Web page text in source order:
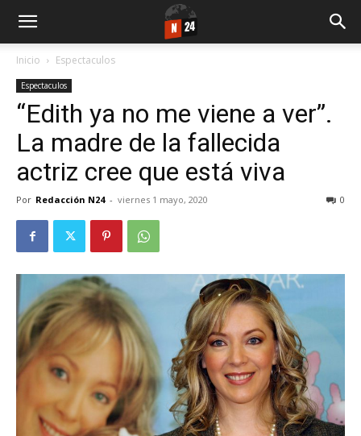
Inicio Espectaculos
Espectaculos
“Edith ya no me viene a ver”.
La madre de la fallecida
actriz cree que está viva
Por Redacción N24 - viernes 1 mayo, 2020 0